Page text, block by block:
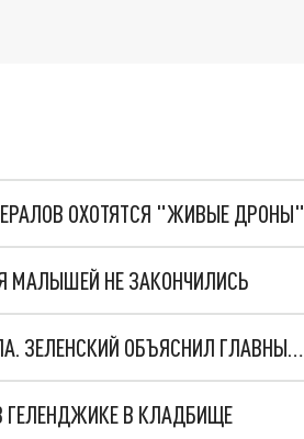
ОХОТЯТСЯ "ЖИВЫЕ ДРОНЫ"
МАЛЫШЕЙ НЕ ЗАКОНЧИЛИСЬ
"МЫ ВАС ЗАСТАВИМ": ЖУТКИЕ ДЕТАЛИ ОХОТЫ НА ГЕНЕРАЛА. ЗЕЛЕНСКИЙ ОБЪЯСНИЛ ГЛАВНЫЙ СМЫСЛ ТЕРАКТА В ЦЕНТРЕ МОСКВЫ
В КЛАДБИЩЕ